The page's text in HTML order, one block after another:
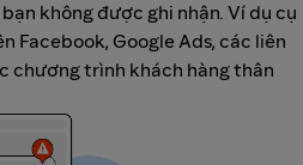
không được ghi nhận. Ví dụ cụ
Facebook, Google Ads, các liên
chương trình khách hàng thân